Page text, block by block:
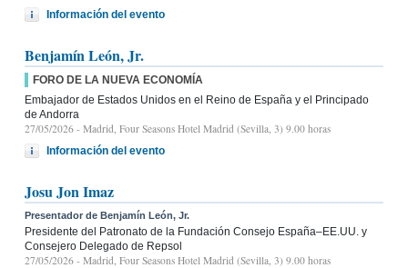
Información del evento
Benjamín León, Jr.
FORO DE LA NUEVA ECONOMÍA
Embajador de Estados Unidos en el Reino de España y el Principado
de Andorra
27/05/2026 - Madrid, Four Seasons Hotel Madrid (Sevilla, 3) 9.00 horas
Información del evento
Josu Jon Imaz
Presentador de Benjamín León, Jr.
Presidente del Patronato de la Fundación Consejo España–EE.UU. y
Consejero Delegado de Repsol
27/05/2026 - Madrid, Four Seasons Hotel Madrid (Sevilla, 3) 9.00 horas